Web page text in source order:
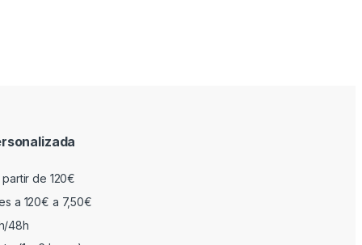
de 120€
a 120€ a 7,50€
48h